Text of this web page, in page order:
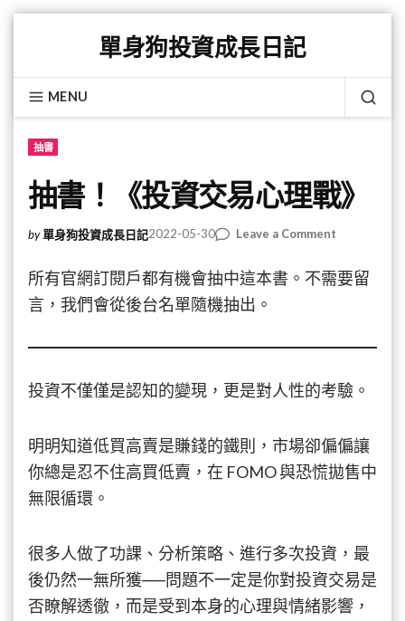
content
單身狗投資成長日記
MENU
抽書
抽書！《投資交易心理戰》
by 單身狗投資成長日記2022-05-30 Leave a Commenton
書！
《投
易
理
所有官網訂閱戶都有機會抽中這本書。不需要留
言，我們會從後台名單隨機抽出。
投資不僅僅是認知的變現，更是對人性的考驗。
明明知道低買高賣是賺錢的鐵則，市場卻偏偏讓
你總是忍不住高買低賣，在 FOMO 與恐慌拋售中
無限循環。
很多人做了功課、分析策略、進行多次投資，最
後仍然一無所獲──問題不一定是你對投資交易是
否瞭解透徹，而是受到本身的心理與情緒影響，